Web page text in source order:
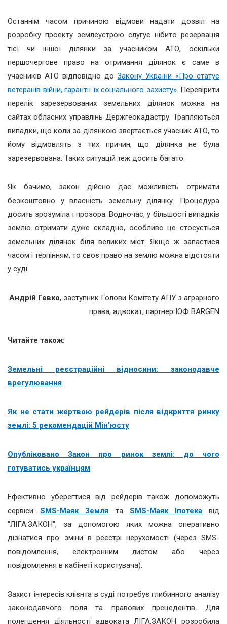
Останнім часом причиною відмови надати дозвіл на
розробку проекту землеустрою слугує нібито резервація
тієї чи іншої ділянки за учасником АТО, оскільки
першочергове право на отримання ділянок є саме в
учасників АТО відповідно доЗакону України «Про статус
ветеранів війни, гарантії їх соціального захисту». Перевірити
перелік зарезервованих земельних ділянок можна на
сайтах обласних управлінь Держгеокадастру. Трапляються
випадки, що коли за ділянкою звертається учасник АТО, то
йому відмовлять з тих причин, що ділянка не була
зарезервована. Таких ситуацій теж досить багато.
Як бачимо, закон дійсно дає можливість отримати
безкоштовно у власність земельну ділянку. Процедура
досить зрозуміла і прозора. Водночас, у більшості випадків
землю отримати дуже складно, особливо це стосується
земельних ділянок біля великих міст. Якщо ж запастися
часом і терпінням, то своє право на землю можна відстояти
у суді.
Андрій Гевко, заступник Голови Комітету АПУ з аграрного
права, адвокат, партнер ЮФ BARGEN
Читайте також:
Земельні реєстраційні відносини: законодавче
врегулювання
Як не стати жертвою рейдерів після відкриття ринку
землі: 5 рекомендацій Мін'юсту
Опубліковано Закон про ринок землі: до чого
готуватись українцям
Ефективно уберегтися від рейдерів також допоможуть
сервісиSMS-Маяк Земля та SMS-Маяк Іпотека
від
"ЛІГА:ЗАКОН", за допомогою яких можна оперативно
дізнатися про зміни в реєстрі нерухомості (через SMS-
повідомлення, електронним листом або через
повідомлення в кабінеті користувача).
Захист інтересів клієнта в суді потребує глибинного аналізу
законодавчого поля та правових прецедентів. Для
полегшення діяльності адвоката ЛІГА:ЗАКОН розробила